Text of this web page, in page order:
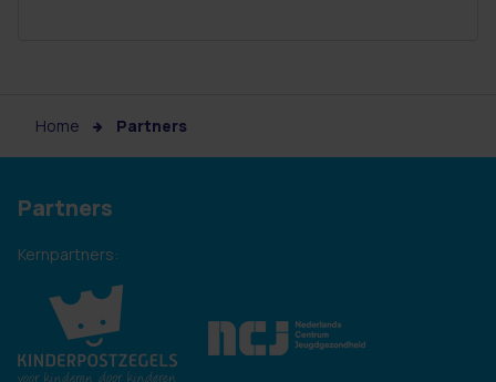
Home Partners
Partners
Kernpartners: